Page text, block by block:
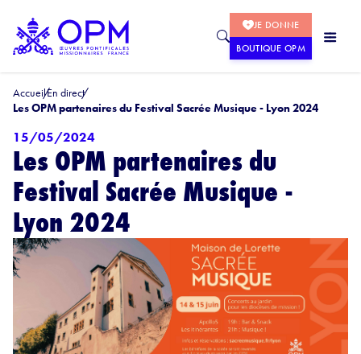
JE DONNE
BOUTIQUE OPM
AccueilEn direct
Les OPM partenaires du Festival Sacrée Musique - Lyon 2024
15/05/2024
Les OPM partenaires du
Festival Sacrée Musique -
Lyon 2024